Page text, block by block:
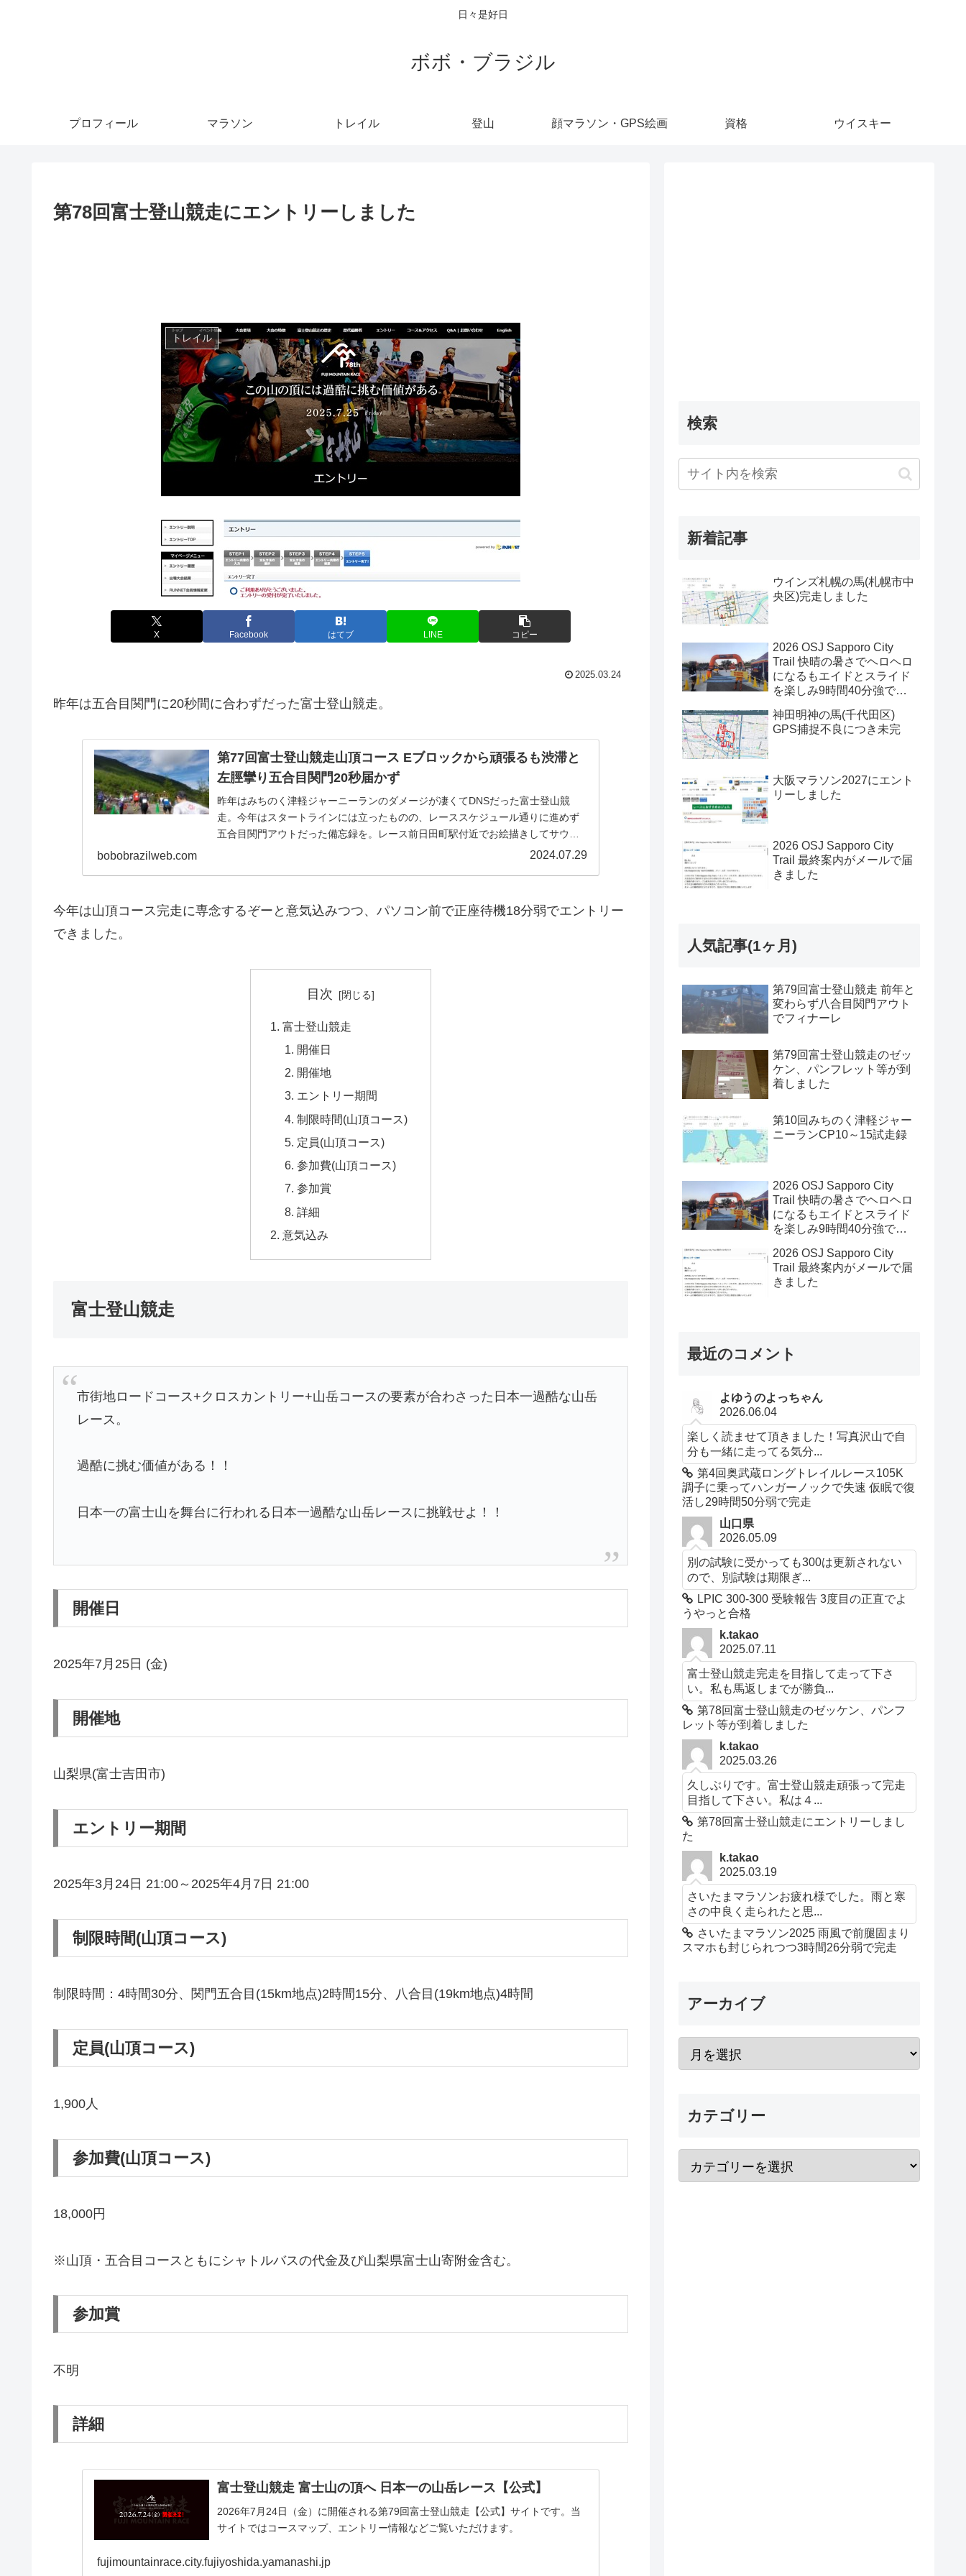
日々是好日
ボボ・ブラジル
プロフィール マラソン トレイル 登山 顔マラソン・GPS絵画 資格 ウイスキー
第78回富士登山競走にエントリーしました
トレイル
X Facebook はてブ LINE コピー
2025.03.24
昨年は五合目関門に20秒間に合わずだった富士登山競走。
第77回富士登山競走山頂コース Eブロックから頑張るも渋滞と
左脛攣り五合目関門20秒届かず
昨年はみちのく津軽ジャーニーランのダメージが凄くてDNSだった富士登山競
走。今年はスタートラインには立ったものの、レーススケジュール通りに進めず
五合目関門アウトだった備忘録を。レース前日田町駅付近でお絵描きしてサウナ
bobobrazilweb.com 2024.07.29
今年は山頂コース完走に専念するぞーと意気込みつつ、パソコン前で正座待機18分弱でエントリー
できました。
目次
富士登山競走
開催日
開催地
エントリー期間
制限時間(山頂コース)
定員(山頂コース)
参加費(山頂コース)
参加賞
詳細
意気込み
富士登山競走
市街地ロードコース+クロスカントリー+山岳コースの要素が合わさった日本一過酷な山岳
レース。
過酷に挑む価値がある！！
日本一の富士山を舞台に行われる日本一過酷な山岳レースに挑戦せよ！！
開催日
2025年7月25日 (金)
開催地
山梨県(富士吉田市)
エントリー期間
2025年3月24日 21:00～2025年4月7日 21:00
制限時間(山頂コース)
制限時間：4時間30分、関門五合目(15km地点)2時間15分、八合目(19km地点)4時間
定員(山頂コース)
1,900人
参加費(山頂コース)
18,000円
※山頂・五合目コースともにシャトルバスの代金及び山梨県富士山寄附金含む。
参加賞
不明
詳細
富士登山競走 富士山の頂へ 日本一の山岳レース【公式】
2026年7月24日（金）に開催される第79回富士登山競走【公式】サイトです。当
サイトではコースマップ、エントリー情報などご覧いただけます。
fujimountainrace.city.fujiyoshida.yamanashi.jp
検索
新着記事
ウインズ札幌の馬(札幌市中
央区)完走しました
2026 OSJ Sapporo City
Trail 快晴の暑さでヘロヘロ
になるもエイドとスライド
を楽しみ9時間40分強で完
神田明神の馬(千代田区)
GPS捕捉不良につき未完
大阪マラソン2027にエント
リーしました
2026 OSJ Sapporo City
Trail 最終案内がメールで届
きました
人気記事(1ヶ月)
第79回富士登山競走 前年と
変わらず八合目関門アウト
でフィナーレ
第79回富士登山競走のゼッ
ケン、パンフレット等が到
着しました
第10回みちのく津軽ジャー
ニーランCP10～15試走録
2026 OSJ Sapporo City
Trail 快晴の暑さでヘロヘロ
になるもエイドとスライド
を楽しみ9時間40分強で完
2026 OSJ Sapporo City
Trail 最終案内がメールで届
きました
最近のコメント
よゆうのよっちゃん
2026.06.04
楽しく読ませて頂きました！写真沢山で自
分も一緒に走ってる気分...
第4回奥武蔵ロングトレイルレース105K
調子に乗ってハンガーノックで失速 仮眠で復
活し29時間50分弱で完走
山口県
2026.05.09
別の試験に受かっても300は更新されない
ので、別試験は期限ぎ...
LPIC 300-300 受験報告 3度目の正直でよ
うやっと合格
k.takao
2025.07.11
富士登山競走完走を目指して走って下さ
い。私も馬返しまでが勝負...
第78回富士登山競走のゼッケン、パンフ
レット等が到着しました
k.takao
2025.03.26
久しぶりです。富士登山競走頑張って完走
目指して下さい。私は４...
第78回富士登山競走にエントリーしまし
た
k.takao
2025.03.19
さいたまマラソンお疲れ様でした。雨と寒
さの中良く走られたと思...
さいたまマラソン2025 雨風で前腿固まり
スマホも封じられつつ3時間26分弱で完走
アーカイブ
カテゴリー